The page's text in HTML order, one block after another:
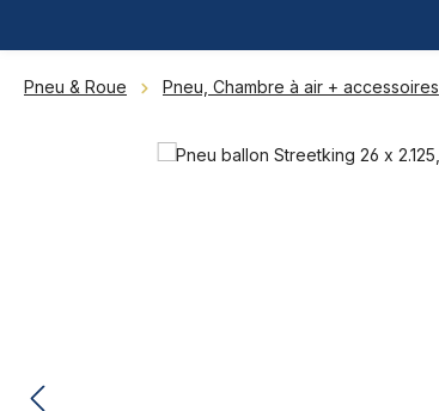
Pneu & Roue Pneu, Chambre à air + accessoires
Ignorer la galerie d'images